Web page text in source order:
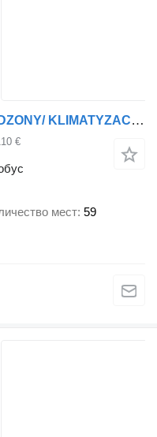
Irisbus CROSSWAY/ SPROWADZONY/ KLIMATYZACJA/ MANUAL
€
мест 59